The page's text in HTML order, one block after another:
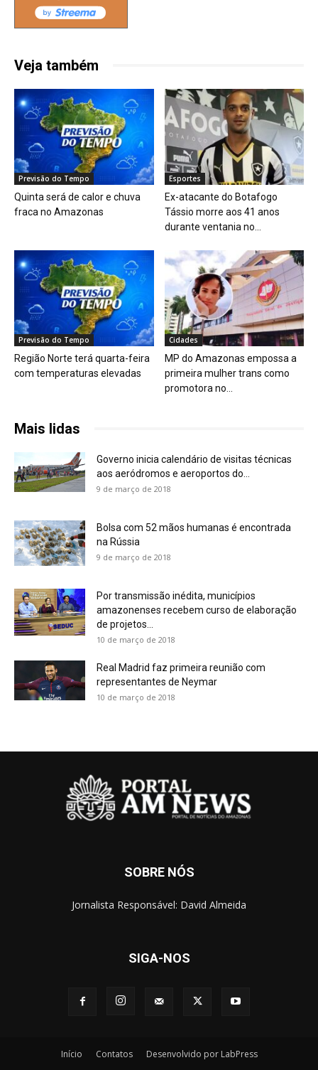
Veja também
Previsão do Tempo
Quinta será de calor e chuva
fraca no Amazonas
Esportes
Ex-atacante do Botafogo
Tássio morre aos 41 anos
durante ventania no...
Previsão do Tempo
Região Norte terá quarta-feira
com temperaturas elevadas
Cidades
MP do Amazonas empossa a
primeira mulher trans como
promotora no...
Mais lidas
Governo inicia calendário de visitas técnicas
aos aeródromos e aeroportos do...
9 de março de 2018
Bolsa com 52 mãos humanas é encontrada
na Rússia
9 de março de 2018
Por transmissão inédita, municípios
amazonenses recebem curso de elaboração
de projetos...
10 de março de 2018
Real Madrid faz primeira reunião com
representantes de Neymar
10 de março de 2018
SOBRE NÓS
Jornalista Responsável: David Almeida
SIGA-NOS
Início Contatos Desenvolvido por LabPress